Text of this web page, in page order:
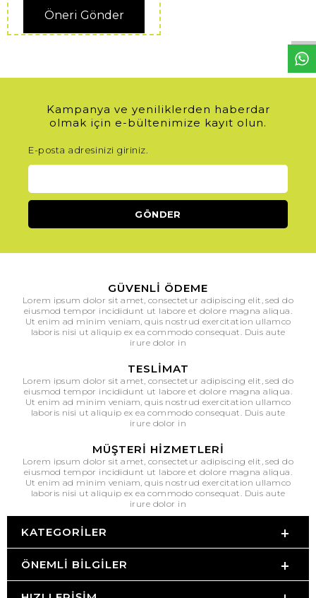
Öneri Gönder
Kampanya ve yeniliklerden haberdar
olmak için e-bültenimize kayıt olun.
E-posta adresinizi giriniz.
GÜVENLI ÖDEME
Lorem ipsum dolor sit amet, consectetur adipiscing elit, sed do
eiusmod tempor incididunt ut labore et dolore magna aliqua.
Ut enim ad minim veniam, quis nostrud exercitation ullamco
laboris nisi ut aliquip ex ea commodo consequat. Duis aute
irure dolor in
TESLIMAT
Lorem ipsum dolor sit amet, consectetur adipiscing elit, sed do
eiusmod tempor incididunt ut labore et dolore magna aliqua.
Ut enim ad minim veniam, quis nostrud exercitation ullamco
laboris nisi ut aliquip ex ea commodo consequat. Duis aute
irure dolor in
MÜŞTERI HIZMETLERI
Lorem ipsum dolor sit amet, consectetur adipiscing elit, sed do
eiusmod tempor incididunt ut labore et dolore magna aliqua.
Ut enim ad minim veniam, quis nostrud exercitation ullamco
laboris nisi ut aliquip ex ea commodo consequat. Duis aute
irure dolor in
KATEGORILER
ÖNEMLI BILGILER